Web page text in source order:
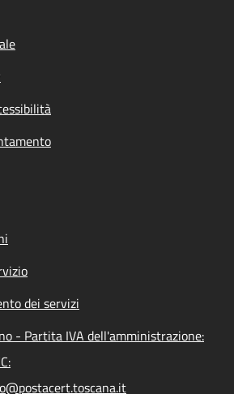
dei servizi
- Partita IVA dell'amministrazione: